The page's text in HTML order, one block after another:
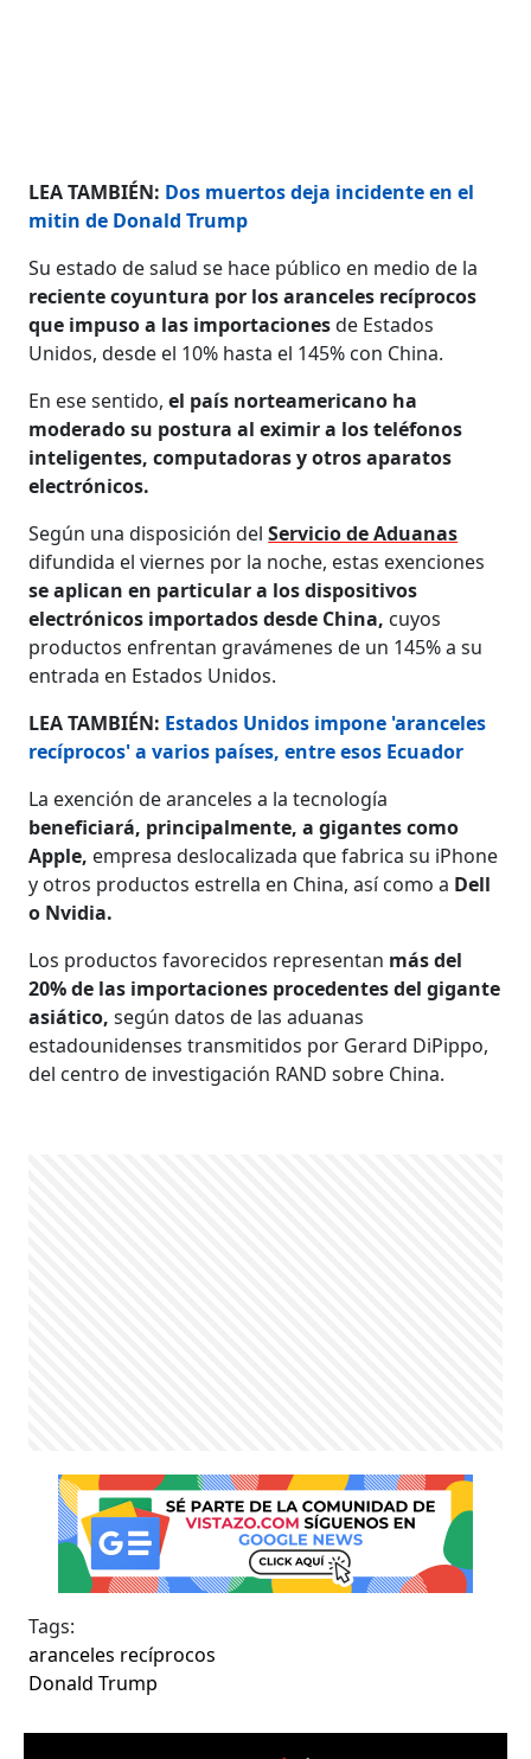
LEA TAMBIÉN: Dos muertos deja incidente en el
mitin de Donald Trump
Su estado de salud se hace público en medio de la
reciente coyuntura por los aranceles recíprocos
que impuso a las importacionesde Estados
Unidos, desde el 10% hasta el 145% con China.
En ese sentido,el país norteamericano ha
moderado su postura al eximir a los teléfonos
inteligentes, computadoras y otros aparatos
electrónicos.
Según una disposición delServicio de Aduanas
difundida el viernes por la noche, estas exenciones
se aplican en particular a los dispositivos
electrónicos importados desde China, cuyos
productos enfrentan gravámenes de un 145% a su
entrada en Estados Unidos.
LEA TAMBIÉN: Estados Unidos impone 'aranceles
recíprocos' a varios países, entre esos Ecuador
La exención de aranceles a la tecnología
beneficiará, principalmente, a gigantes como
Apple, empresa deslocalizada que fabrica su iPhone
y otros productos estrella en China, así como a Dell
o Nvidia.
Los productos favorecidos representan más del
20% de las importaciones procedentes del gigante
asiático, según datos de las aduanas
estadounidenses transmitidos por Gerard DiPippo,
del centro de investigación RAND sobre China.
Tags:
aranceles recíprocos
Donald Trump